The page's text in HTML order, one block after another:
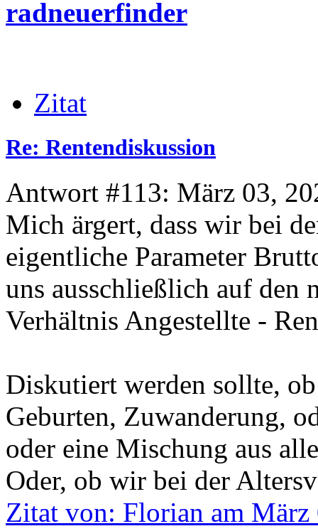
radneuerfinder
Zitat
Re: Rentendiskussion
Antwort #113: März 03,
Mich ärgert, dass wir bei
eigentliche Parameter
uns ausschließlich auf den
Verhältnis Angestellte -
Diskutiert werden sollte,
Geburten, Zuwanderung,
oder eine Mischung aus
Oder, ob wir bei der
Zitat von: Florian am